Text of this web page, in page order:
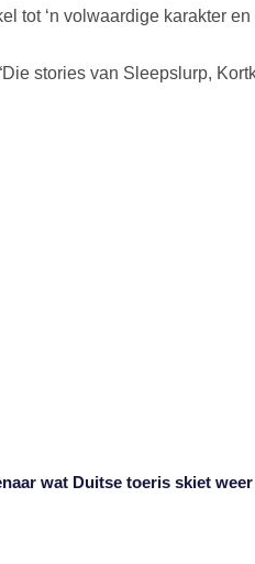
tot ‘n volwaardige karakter
stories van Sleepslurp,
wat Duitse toeris skiet